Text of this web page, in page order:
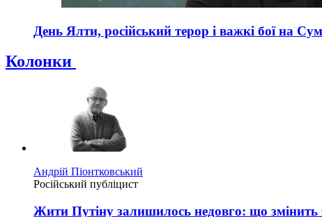
День Ялти, російський терор і важкі бої на
Колонки
Андрій Піонтковський
Російський публіцист
Жити Путіну залишилось недовго: що змінить